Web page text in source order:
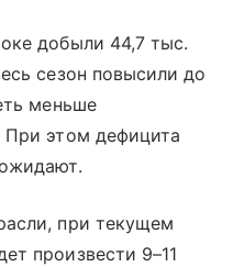
добыли 44,7 тыс.
сезон повысили до
меньше
При этом дефицита
при текущем
произвести 9–11